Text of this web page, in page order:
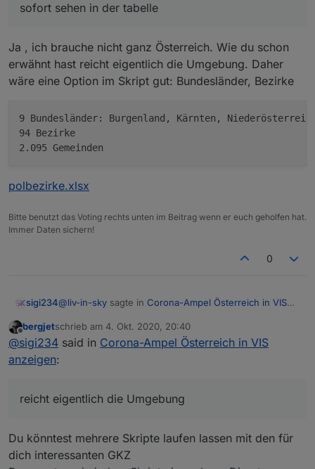
sofort sehen in der tabelle
Ja , ich brauche nicht ganz Österreich. Wie du schon
erwähnt hast reicht eigentlich die Umgebung. Daher
wäre eine Option im Skript gut: Bundesländer, Bezirke
9 Bundesländer: Burgenland, Kärnten,
94 Bezirke
polbezirke.xlsx
Bitte benutzt das Voting rechts unten im Beitrag wenn er euch geholfen hat.
Immer Daten sichern!
0
sigi234@liv-in-sky sagte in Corona-Ampel Österreich in VIS
@sigi234
script)
sortierung, die du über vis steuern kannst
Ja
Offline
bergjetschrieb am 4. Okt. 2020, 20:40
zuletzt editiert von
@sigi234 said in Corona-Ampel Österreich in VIS
anzeigen:
reicht eigentlich die Umgebung
Du könntest mehrere Skripte laufen lassen mit den für
dich interessanten GKZ